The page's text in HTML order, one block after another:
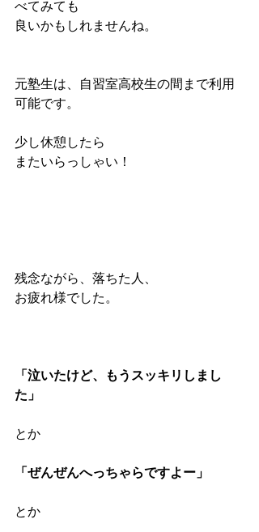
べてみても
良いかもしれませんね。
元塾生は、自習室高校生の間まで利用
可能です。
少し休憩したら
またいらっしゃい！
残念ながら、落ちた人、
お疲れ様でした。
「泣いたけど、もうスッキリしまし
た」
とか
「ぜんぜんへっちゃらですよー」
とか